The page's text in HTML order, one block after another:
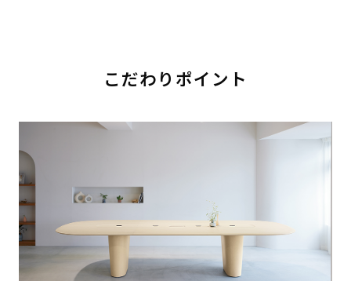
こだわりポイント